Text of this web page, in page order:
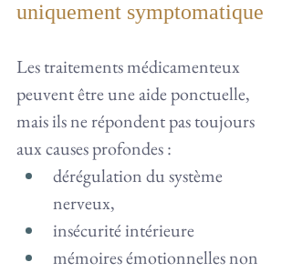
uniquement symptomatique
Les traitements médicamenteux
peuvent être une aide ponctuelle,
mais ils ne répondent pas toujours
aux causes profondes :
dérégulation du système
nerveux,
insécurité intérieure
mémoires émotionnelles non